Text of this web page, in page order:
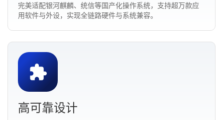
完美适配银河麒麟、统信等国产化操作系统，支持超万款应
用软件与外设，实现全链路硬件与系统兼容。
高可靠设计